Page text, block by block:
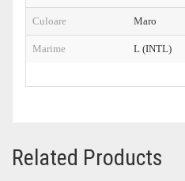
Culoare Maro
Marime L (INTL)
Related Products